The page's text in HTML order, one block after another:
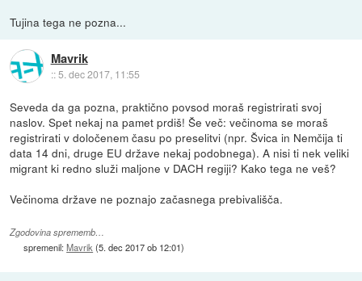
Tujina tega ne pozna...
Mavrik
::5. dec 2017, 11:55
Seveda da ga pozna, praktično povsod moraš registrirati svoj
naslov. Spet nekaj na pamet prdiš! Še več: večinoma se moraš
registrirati v določenem času po preselitvi (npr. Švica in Nemčija ti
data 14 dni, druge EU države nekaj podobnega). A nisi ti nek veliki
migrant ki redno služi maljone v DACH regiji? Kako tega ne veš?
Večinoma države ne poznajo začasnega prebivališča.
Zgodovina sprememb…
spremenil:Mavrik (5. dec 2017 ob 12:01)